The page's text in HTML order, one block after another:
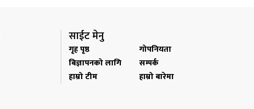
साईट मेनु
गृह पृष्ठ
गोपनियता
बिज्ञापनको लागि
सम्पर्क
हाम्रो टीम
हाम्रो बारेमा